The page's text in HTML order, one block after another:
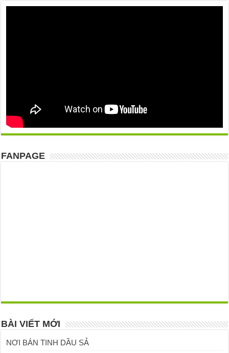
FANPAGE
BÀI VIẾT MỚI
NƠI BÁN TINH DẦU SẢ